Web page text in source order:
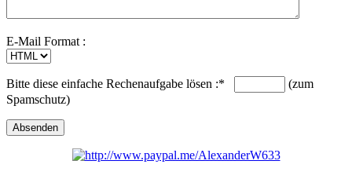
E-Mail Format :
Bitte diese einfache Rechenaufgabe lösen :*
(zum
Spamschutz)